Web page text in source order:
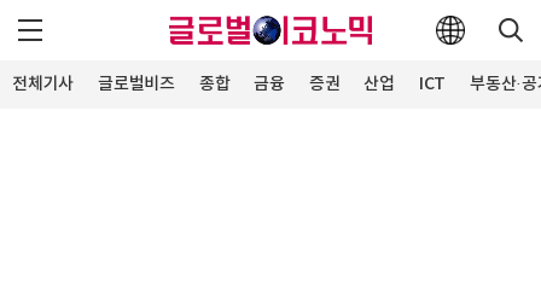
전체기사 글로벌비즈 종합 금융 증권 산업 ICT 부동산·